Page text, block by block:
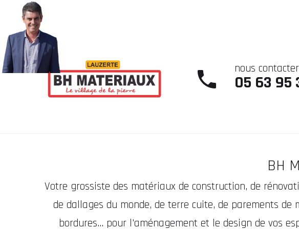
nous contacter
05 63 95
BH
Votre grossiste des matériaux de construction, de
de dallages du monde, de terre cuite, de parements
bordures... pour l'aménagement et le design de vos